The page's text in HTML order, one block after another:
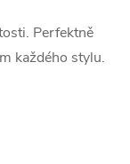
Perfektně
každého stylu.